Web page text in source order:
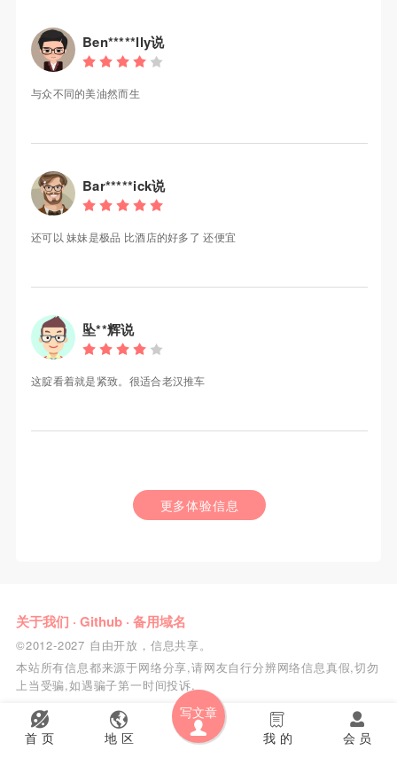
首 页 地 区
写文章
会 员
我 的
Ben*****lly说
与众不同的美油然而生
Bar*****ick说
还可以 妹妹是极品 比酒店的好多了 还便宜
坠**辉说
这腚看着就是紧致。很适合老汉推车
更多体验信息
关于我们 · Github· 备用域名
©2012-2027 自由开放，信息共享。
本站所有信息都来源于网络分享,请网友自行分辨网络信息真假,切勿
上当受骗,如遇骗子第一时间投诉.